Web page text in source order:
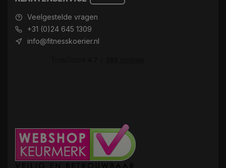
Veelgestelde vragen
+31 (0)24 645 1309
info@fitnesskoerier.nl